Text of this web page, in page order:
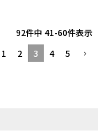
92件中 41-60件表示
1
2 3 4 5